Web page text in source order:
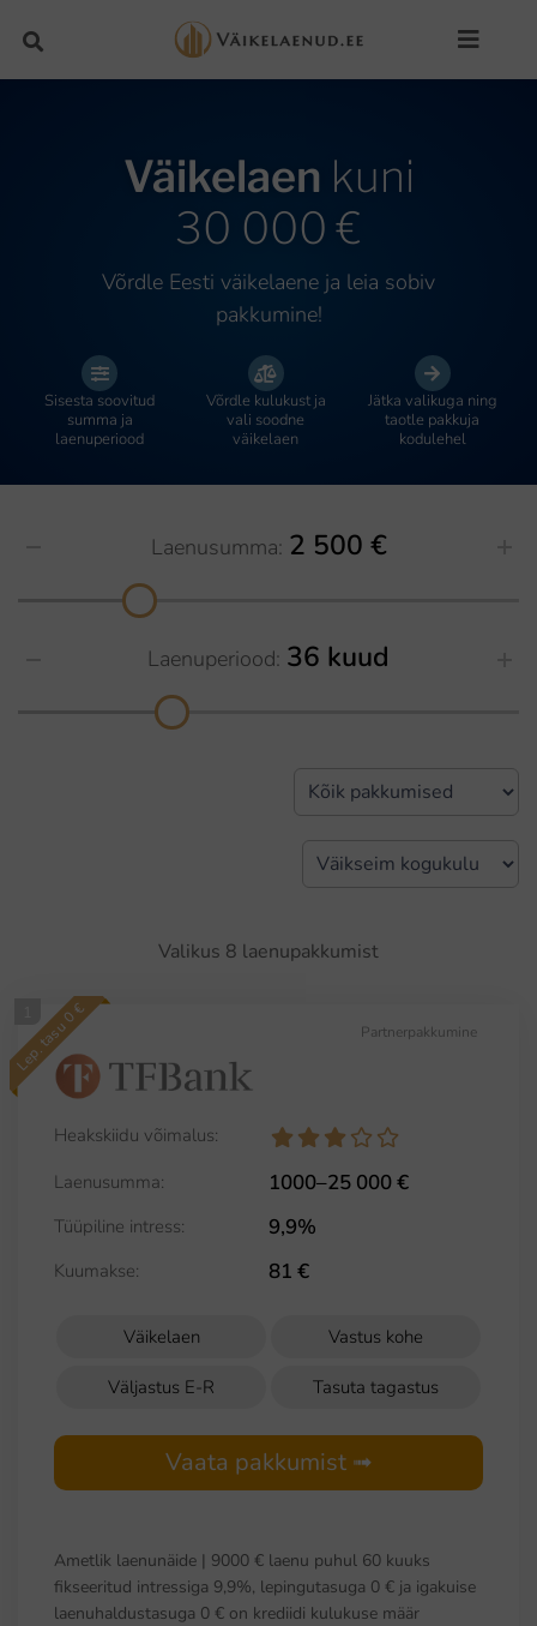
Väikelaen kuni
30 000 €
Võrdle Eesti väikelaene ja leia sobiv
pakkumine!
Sisesta soovitud
summa ja
laenuperiood
Võrdle kulukust ja
vali soodne
väikelaen
Jätka valikuga ning
taotle pakkuja
kodulehel
Laenusumma: 2 500 €
Laenuperiood: 36 kuud
Valikus 8 laenupakkumist
Lep. tasu 0 €
Heakskiidu võimalus:
Laenusumma:
1000–25 000 €
Tüüpiline intress: 9,9%
Kuumakse: 81 €
Väikelaen Vastus kohe
Väljastus E-R Tasuta tagastus
Vaata pakkumist ➟
Partnerpakkumine
Ametlik laenunäide | 9000 € laenu puhul 60 kuuks
fikseeritud intressiga 9,9%, lepingutasuga 0 € ja igakuise
laenuhaldustasuga 0 € on krediidi kulukuse määr